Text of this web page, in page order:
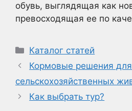
обувь, выглядящая как
превосходящая ее по
Рубрики
Каталог статей
Кормовые решения для
сельскохозяйственных
Как выбрать тур?